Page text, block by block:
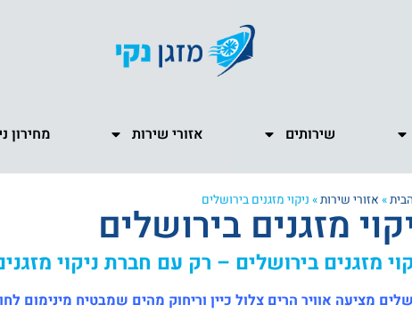
שירותים אזורי שירות מחירון
» אזורי שירות» ניקוי מזגנים בירושלים
מזגנים בירושלים
מזגנים בירושלים – רק עם חברת ניקוי
מציעה אוויר הרים צלול כיין וריחוק מהים שמבטיח